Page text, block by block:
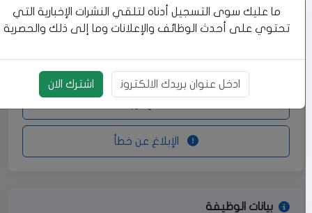
إجراءات سريعة
الإبلاغ عن خطأ
بيانات الوظيفة
ما عليك سوى التسجيل أدناه لتلقي النشرات الإخبارية التي
تحتوي على أحدث الوظائف والإعلانات وما إلى ذلك والحصرية
بريد الالكتروني
اشترك الان